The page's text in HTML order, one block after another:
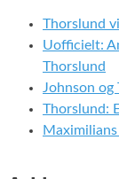
Thorslund
Uofficielt:
Thorslund
Johnson
Thorslund: